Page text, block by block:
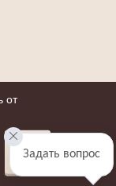
от
Задать вопрос